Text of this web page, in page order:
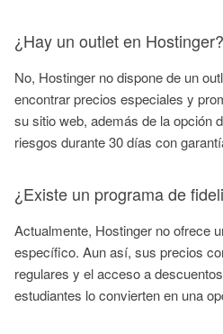
¿Hay un outlet en Hostinger?
No, Hostinger no dispone de un
encontrar precios especiales y
su sitio web, además de la opción
riesgos durante 30 días con
¿Existe un programa de
Actualmente, Hostinger no ofrece
específico. Aun así, sus precios
regulares y el acceso a
estudiantes lo convierten en una